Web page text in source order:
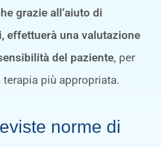
grazie all’aiuto di
effettuerà una valutazione
del paziente, per
più appropriata.
norme di